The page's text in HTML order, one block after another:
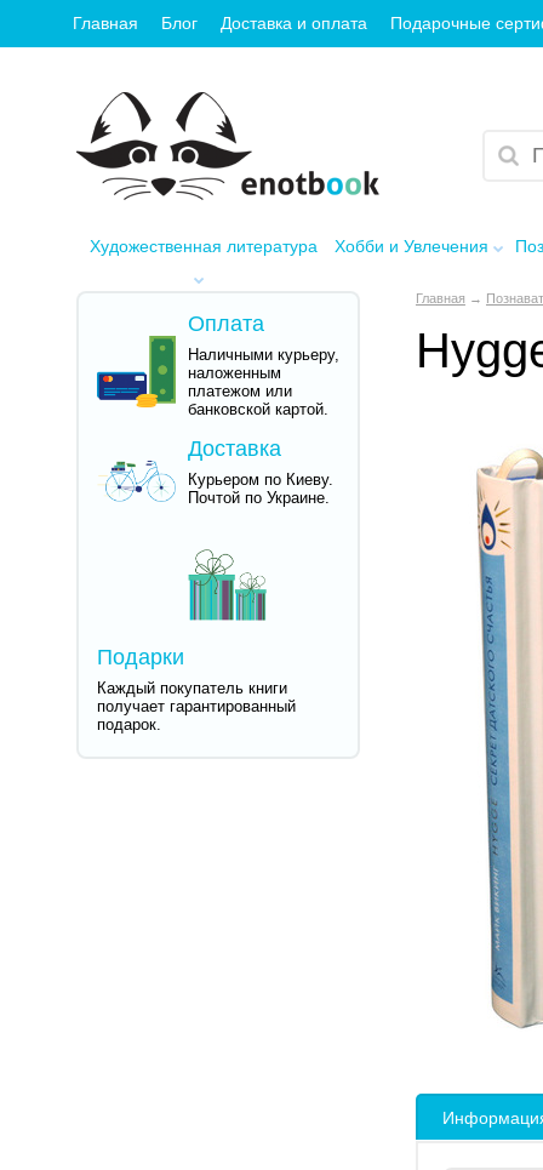
Главная Блог Доставка и оплата Подарочные
Художественная литература Хобби и Увлечения
Оплата
Наличными курьеру,
наложенным
платежом или
банковской картой.
Доставка
Курьером по Киеву.
Почтой по Украине.
Подарки
Каждый покупатель книги
получает гарантированный
подарок.
Главная →